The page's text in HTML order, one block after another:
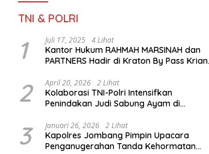
TNI & POLRI
1 Juli 17, 2025 4 Lihat
Kantor Hukum RAHMAH MARSINAH dan
PARTNERS Hadir di Kraton By Pass Krian
2 April 20, 2026 2 Lihat
Kolaborasi TNI-Polri Intensifkan
Penindakan Judi Sabung Ayam di
3 Januari 26, 2026 2 Lihat
Kapolres Jombang Pimpin Upacara
Penganugerahan Tanda Kehormatan